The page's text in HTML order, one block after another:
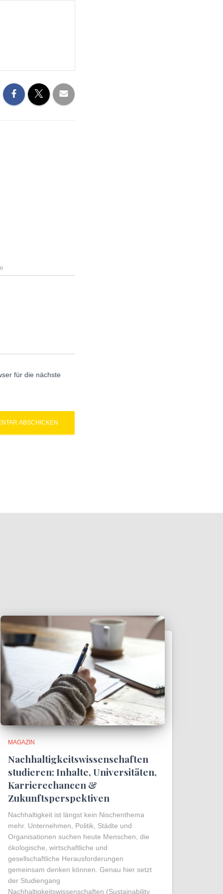
für die nächste
MAGAZIN
Nachhaltigkeitswissenschaften
studieren: Inhalte, Universitäten,
Karrierechancen &
Zukunftsperspektiven
Nachhaltigkeit ist längst kein Nischenthema
mehr. Unternehmen, Politik, Städte und
Organisationen suchen heute Menschen, die
ökologische, wirtschaftliche und
gesellschaftliche Herausforderungen
gemeinsam denken können. Genau hier setzt
der Studiengang
Nachhaltigkeitswissenschaften (Sustainability